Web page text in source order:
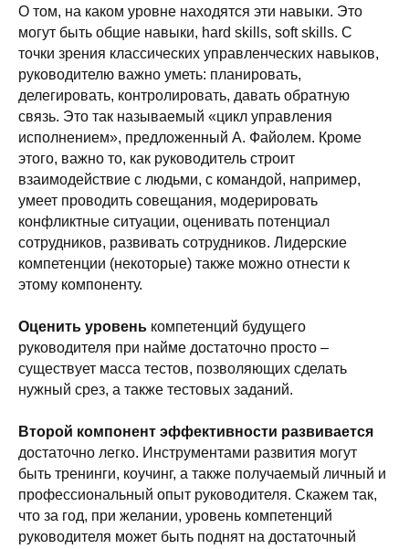
О том, на каком уровне находятся эти навыки. Это
могут быть общие навыки, hard skills, soft skills. С
точки зрения классических управленческих навыков,
руководителю важно уметь: планировать,
делегировать, контролировать, давать обратную
связь. Это так называемый «цикл управления
исполнением», предложенный А. Файолем. Кроме
этого, важно то, как руководитель строит
взаимодействие с людьми, с командой, например,
умеет проводить совещания, модерировать
конфликтные ситуации, оценивать потенциал
сотрудников, развивать сотрудников. Лидерские
компетенции (некоторые) также можно отнести к
этому компоненту.
Оценить уровень компетенций будущего
руководителя при найме достаточно просто –
существует масса тестов, позволяющих сделать
нужный срез, а также тестовых заданий.
Второй компонент эффективности развивается
достаточно легко. Инструментами развития могут
быть тренинги, коучинг, а также получаемый личный и
профессиональный опыт руководителя. Скажем так,
что за год, при желании, уровень компетенций
руководителя может быть поднят на достаточный